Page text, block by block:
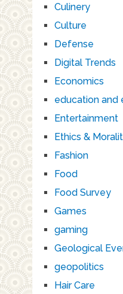
Culinery
Culture
Defense
Digital Trends
Economics
education and
Entertainment
Ethics &
Fashion
Food
Food Survey
Games
gaming
Geological
geopolitics
Hair Care